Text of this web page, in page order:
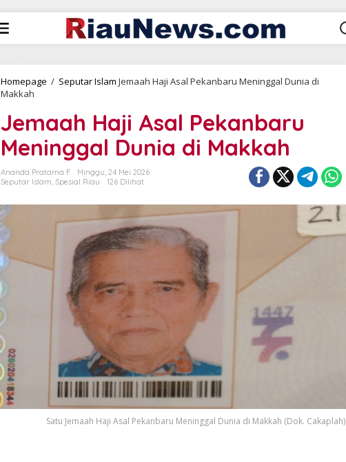
Homepage / Seputar Islam Jemaah Haji Asal Pekanbaru Meninggal Dunia di
Makkah
Jemaah Haji Asal Pekanbaru
Meninggal Dunia di Makkah
Ananda Pratama F
Minggu, 24 Mei 2026
Seputar Islam, Spesial Riau 126 Dilihat
Satu Jemaah Haji Asal Pekanbaru Meninggal Dunia di Makkah (Dok. Cakaplah)